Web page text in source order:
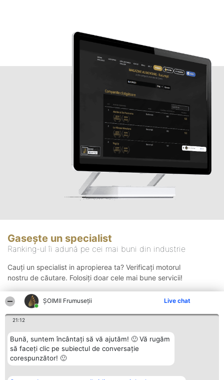
ȘOIMII Frumuseții Live chat
21:12
Bună, suntem încântați să vă ajutăm! 🙂 Vă rugăm
să faceți clic pe subiectul de conversație
corespunzător! 🙂
Gasește un specialist
Ranking-ul îi adună pe cei mai buni din industrie
Cauți un specialist in apropierea ta? Verificați motorul
nostru de căutare. Folosiți doar cele mai bune servicii!